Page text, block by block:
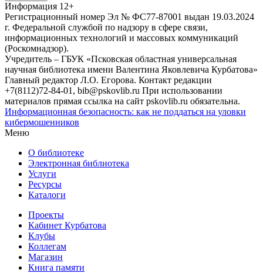
Информация 12+
Регистрационный номер Эл № ФС77-87001 выдан 19.03.2024
г. Федеральной службой по надзору в сфере связи,
информационных технологий и массовых коммуникаций
(Роскомнадзор).
Учредитель – ГБУК «Псковская областная универсальная
научная библиотека имени Валентина Яковлевича Курбатова»
Главный редактор Л.О. Егорова. Контакт редакции
+7(8112)72-84-01, bib@pskovlib.ru При использовании
материалов прямая ссылка на сайт pskovlib.ru обязательна.
Информационная безопасность: как не поддаться на уловки
кибермошенников
Меню
О библиотеке
Электронная библиотека
Услуги
Ресурсы
Каталоги
Проекты
Кабинет Курбатова
Клубы
Коллегам
Магазин
Книга памяти